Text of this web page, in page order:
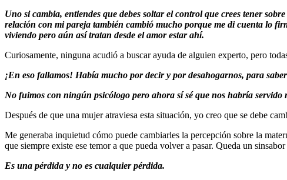
Uno si cambia, entiendes que debes soltar el control que crees tener
relación con mi pareja también cambió mucho porque me di cuenta lo
viviendo pero aún así tratan desde el amor estar ahí.
Curiosamente, ninguna acudió a buscar ayuda de alguien experto, pero
¡En eso fallamos! Había mucho por decir y por desahogarnos, para
No fuimos con ningún psicólogo pero ahora sí sé que nos habría
Después de que una mujer atraviesa esta situación, yo creo que se debe
Me generaba inquietud cómo puede cambiarles la percepción sobre la
que siempre existe ese temor a que pueda volver a pasar. Queda un
Es una pérdida y no es cualquier pérdida.